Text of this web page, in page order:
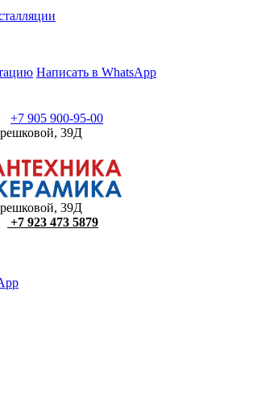
Написать в WhatsApp
+7 905 900-95-00
39Д
39Д
+7 923 473 5879